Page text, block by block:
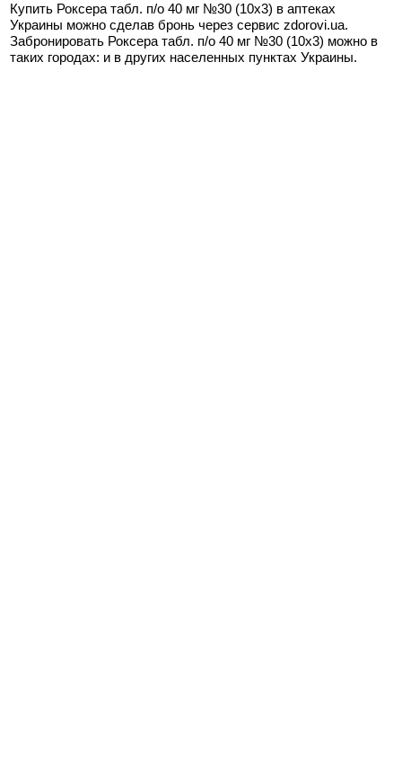
Купить Роксера табл. п/о 40 мг №30 (10х3) в аптеках
Украины можно сделав бронь через сервис zdorovi.ua.
Забронировать Роксера табл. п/о 40 мг №30 (10х3) можно в
таких городах: и в других населенных пунктах Украины.